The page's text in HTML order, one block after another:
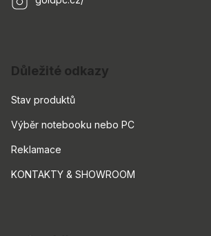
Důležité odkazy
Stav produktů
Výběr notebooku nebo PC
Reklamace
KONTAKTY & SHOWROOM